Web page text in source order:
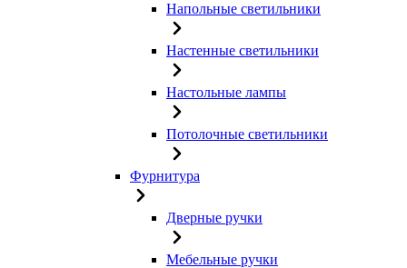
Напольные светильники
Настенные светильники
Настольные лампы
Потолочные светильники
Фурнитура
Дверные ручки
Мебельные ручки